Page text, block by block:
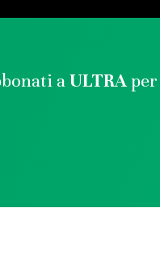
aULTRAper